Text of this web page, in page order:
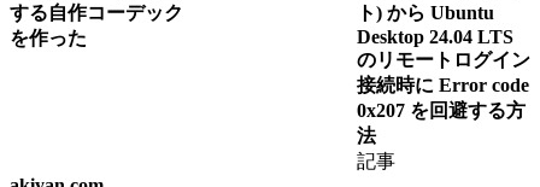
する自作コーデック
を作った
ト) から Ubuntu
Desktop 24.04 LTS
のリモートログイン
接続時に Error code
0x207 を回避する方
法
記事